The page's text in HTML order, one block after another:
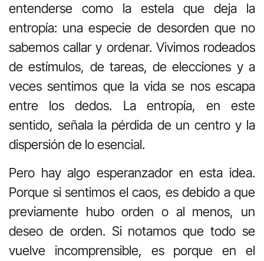
entenderse como la estela que deja la
entropía: una especie de desorden que no
sabemos callar y ordenar. Vivimos rodeados
de estímulos, de tareas, de elecciones y a
veces sentimos que la vida se nos escapa
entre los dedos. La entropía, en este
sentido, señala la pérdida de un centro y la
dispersión de lo esencial.
Pero hay algo esperanzador en esta idea.
Porque si sentimos el caos, es debido a que
previamente hubo orden o al menos, un
deseo de orden. Si notamos que todo se
vuelve incomprensible, es porque en el